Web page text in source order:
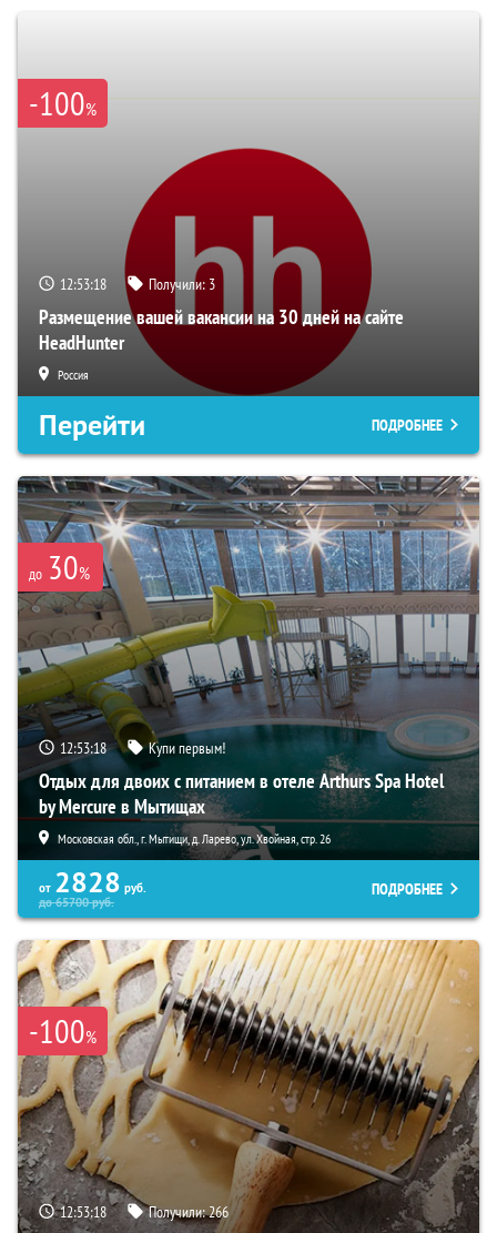
-100%
12:53:17 Получили: 3
Размещение вашей вакансии на 30 дней на сайте
HeadHunter
Россия
Перейти ПОДРОБНЕЕ
до 30%
12:53:17 Купи первым!
Отдых для двоих с питанием в отеле Arthurs Spa Hotel
by Mercure в Мытищах
Московская обл., г. Мытищи, д. Ларево, ул. Хвойная, стр. 26
от 2828 руб.
до65700руб.
ПОДРОБНЕЕ
-100%
12:53:17 Получили:266